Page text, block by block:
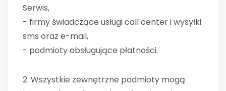
Serwis,
- firmy świadczące usługi call center i wysyłki
sms oraz e-mail,
- podmioty obsługujące płatności.
2. Wszystkie zewnętrzne podmioty mogą